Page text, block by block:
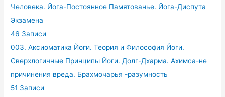
Человека. Йога-Постоянное Памятованье. Йога-Диспута
Экзамена
46 Записи
003. Аксиоматика Йоги. Теория и Философия Йоги.
Сверхлогичные Принципы Йоги. Долг-Дхарма. Ахимса-не
причинения вреда. Брахмочарья -разумность
51 Записи